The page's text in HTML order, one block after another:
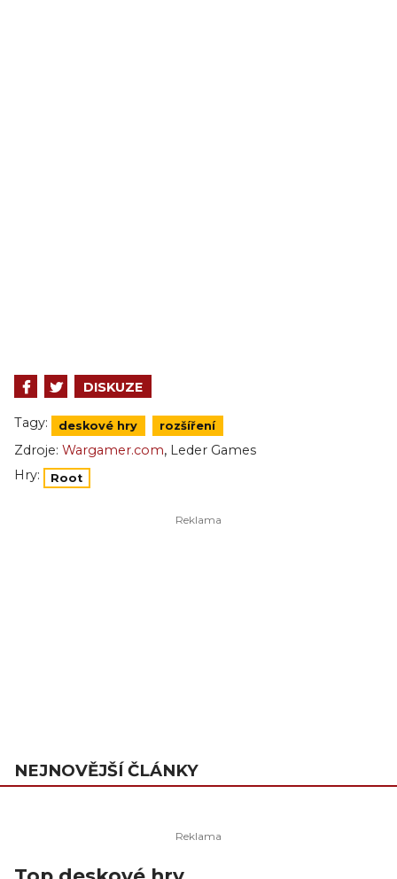
DISKUZE
Tagy: deskové hry rozšíření
Zdroje: Wargamer.com, Leder Games
Hry:
Root
NEJNOVĚJŠÍ ČLÁNKY